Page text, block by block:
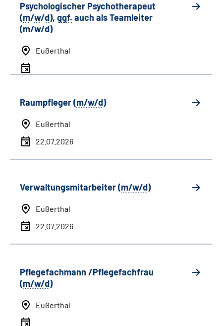
Psychologischer Psychotherapeut
(m/w/d), ggf. auch alsTeamleiter
(m/w/d)
Eußerthal
Raumpfleger (m/w/d)
Eußerthal
22.07.2026
Verwaltungsmitarbeiter (m/w/d)
Eußerthal
22.07.2026
Pflegefachmann /Pflegefachfrau
(m/w/d)
Eußerthal